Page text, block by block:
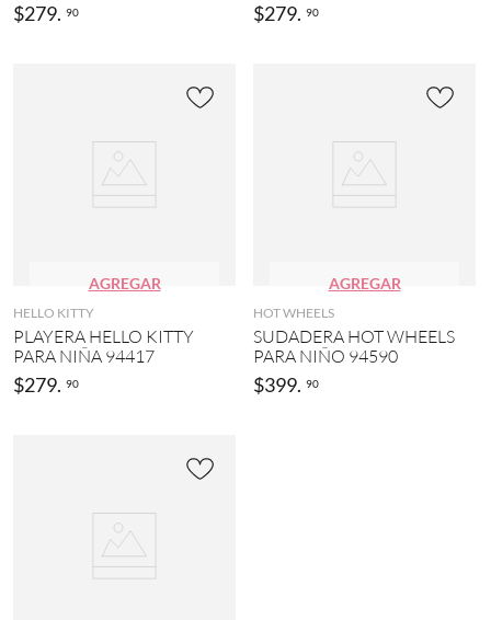
$279. 90 $279. 90
AGREGAR
HELLO KITTY
PLAYERA HELLO KITTY
PARA NIÑA 94417
$279. 90
AGREGAR
HOT WHEELS
SUDADERA HOT WHEELS
PARA NIÑO 94590
$399. 90